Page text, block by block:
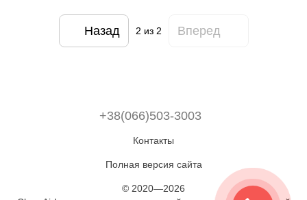
Назад 2 из 2 Вперед
+38(066)503-3003
Контакты
Полная версия сайта
© 2020—2026